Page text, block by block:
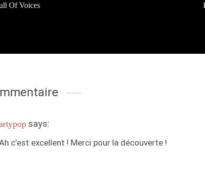
Of Voices
says:
c’est excellent ! Merci pour la découverte !